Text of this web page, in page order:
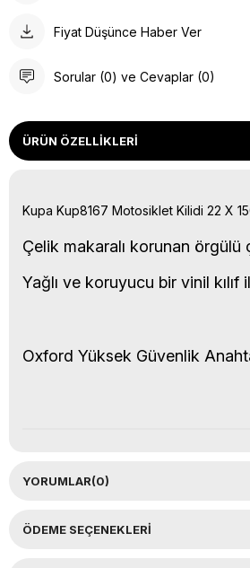
Fiyat Düşünce Haber Ver
Sorular (0) ve Cevaplar (0)
ÜRÜN ÖZELLIKLERI
Kupa Kup8167 Motosiklet Kilidi 22 X
Çelik makaralı korunan örgülü
Yağlı ve koruyucu bir vinil kılıf
Oxford Yüksek Güvenlik
YORUMLAR(0)
ÖDEME SEÇENEKLERI